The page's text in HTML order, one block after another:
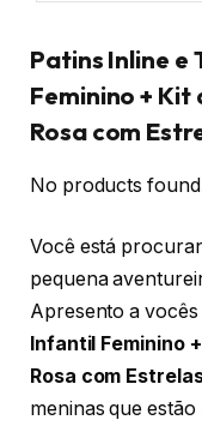
Patins Inline e
Feminino +
Rosa com
No products
Você está
pequena
Apresento a vocês
Infantil Feminino
Rosa com
meninas que